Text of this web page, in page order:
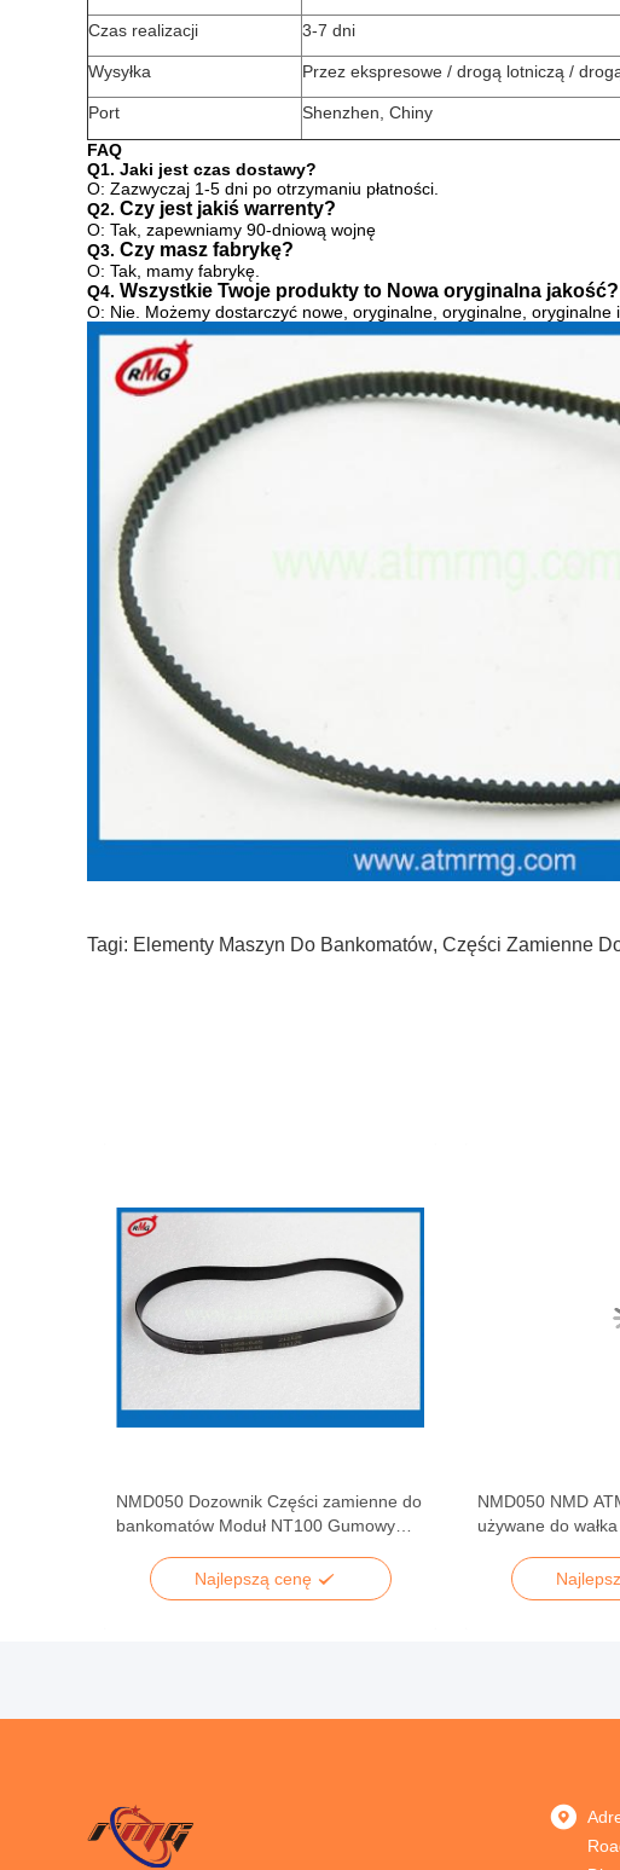
Czas realizacji 3-7 dni
Wysyłka Przez ekspresowe / drogą lotniczą /
Port
Shenzhen, Chiny
FAQ
Q1. Jaki jest czas dostawy?
O: Zazwyczaj 1-5 dni po otrzymaniu płatności.
Q2. Czy jest jakiś warrenty?
O: Tak, zapewniamy 90-dniową wojnę
Q3. Czy masz fabrykę?
O: Tak, mamy fabrykę.
Q4. Wszystkie Twoje produkty to Nowa oryginalna jakość?
O: Nie. Możemy dostarczyć nowe, oryginalne, oryginalne, oryginalne
Tagi: Elementy Maszyn Do Bankomatów, Części Zamienne
NMD050 Dozownik Części zamienne do
bankomatów Moduł NT100 Gumowy
Najlepszą cenę
NMD050 NMD
używane do